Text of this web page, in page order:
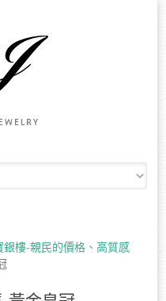
樓-親民的價格、高質感